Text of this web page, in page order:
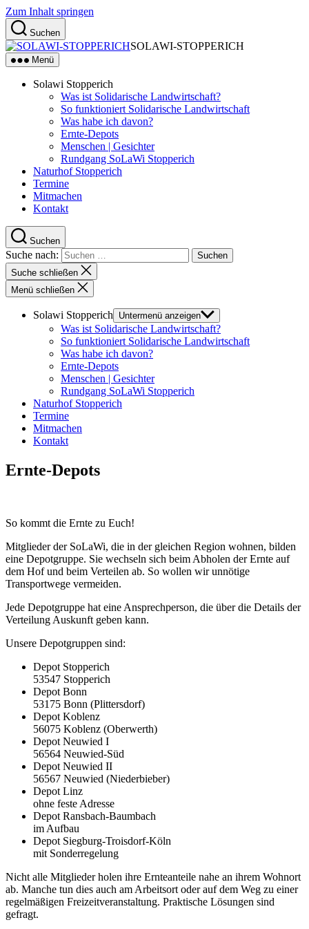
Zum Inhalt springen
Suchen
SOLAWI-STOPPERICH
Menü
Solawi Stopperich
Was ist Solidarische Landwirtschaft?
So funktioniert Solidarische Landwirtschaft
Was habe ich davon?
Ernte-Depots
Menschen | Gesichter
Rundgang SoLaWi Stopperich
Naturhof Stopperich
Termine
Mitmachen
Kontakt
Suchen
Suche nach:
Suche schließen
Menü schließen
Solawi Stopperich Untermenü anzeigen
Was ist Solidarische Landwirtschaft?
So funktioniert Solidarische Landwirtschaft
Was habe ich davon?
Ernte-Depots
Menschen | Gesichter
Rundgang SoLaWi Stopperich
Naturhof Stopperich
Termine
Mitmachen
Kontakt
Ernte-Depots
So kommt die Ernte zu Euch!
Mitglieder der SoLaWi, die in der gleichen Region wohnen, bilden
eine Depotgruppe. Sie wechseln sich beim Abholen der Ernte auf
dem Hof und beim Verteilen ab. So wollen wir unnötige
Transportwege vermeiden.
Jede Depotgruppe hat eine Ansprechperson, die über die Details der
Verteilung Auskunft geben kann.
Unsere Depotgruppen sind:
Depot Stopperich
53547 Stopperich
Depot Bonn
53175 Bonn (Plittersdorf)
Depot Koblenz
56075 Koblenz (Oberwerth)
Depot Neuwied I
56564 Neuwied-Süd
Depot Neuwied II
56567 Neuwied (Niederbieber)
Depot Linz
ohne feste Adresse
Depot Ransbach-Baumbach
im Aufbau
Depot Siegburg-Troisdorf-Köln
mit Sonderregelung
Nicht alle Mitglieder holen ihre Ernteanteile nahe an ihrem Wohnort
ab. Manche tun dies auch am Arbeitsort oder auf dem Weg zu einer
regelmäßigen Freizeitveranstaltung. Praktische Lösungen sind
gefragt.